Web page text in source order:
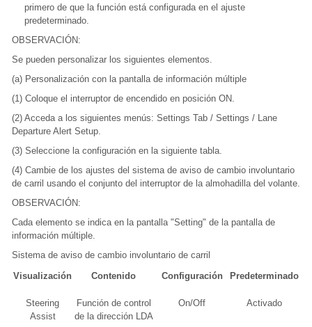
primero de que la función está configurada en el ajuste
predeterminado.
OBSERVACIÓN:
Se pueden personalizar los siguientes elementos.
(a) Personalización con la pantalla de información múltiple
(1) Coloque el interruptor de encendido en posición ON.
(2) Acceda a los siguientes menús: Settings Tab / Settings / Lane
Departure Alert Setup.
(3) Seleccione la configuración en la siguiente tabla.
(4) Cambie de los ajustes del sistema de aviso de cambio involuntario
de carril usando el conjunto del interruptor de la almohadilla del volante.
OBSERVACIÓN:
Cada elemento se indica en la pantalla "Setting" de la pantalla de
información múltiple.
Sistema de aviso de cambio involuntario de carril
Visualización
Contenido Configuración Predeterminado
Steering
Assist
Función de control
de la dirección LDA
On/Off Activado